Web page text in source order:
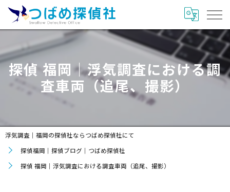
探偵 福岡｜浮気調査における調
査車両（追尾、撮影）
浮気調査｜福岡の探偵社ならつばめ探偵社にて
探偵福岡｜探偵ブログ｜つばめ探偵社
探偵 福岡｜浮気調査における調査車両（追尾、撮影）